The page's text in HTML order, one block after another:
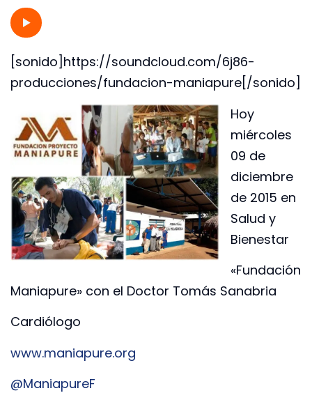
[sonido]https://soundcloud.com/6j86-
producciones/fundacion-maniapure[/sonido]
Hoy
miércoles
09 de
diciembre
de 2015 en
Salud y
Bienestar
«Fundación
Maniapure» con el Doctor Tomás Sanabria
Cardiólogo
www.maniapure.org
@ManiapureF